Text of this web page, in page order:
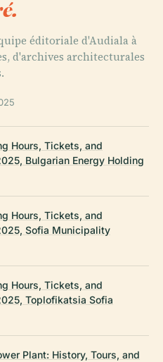
éditoriale d'Audiala à
d'archives architecturales
Hours, Tickets, and
Bulgarian Energy Holding
Hours, Tickets, and
Sofia Municipality
Hours, Tickets, and
Toplofikatsia Sofia
Plant: History, Tours, and